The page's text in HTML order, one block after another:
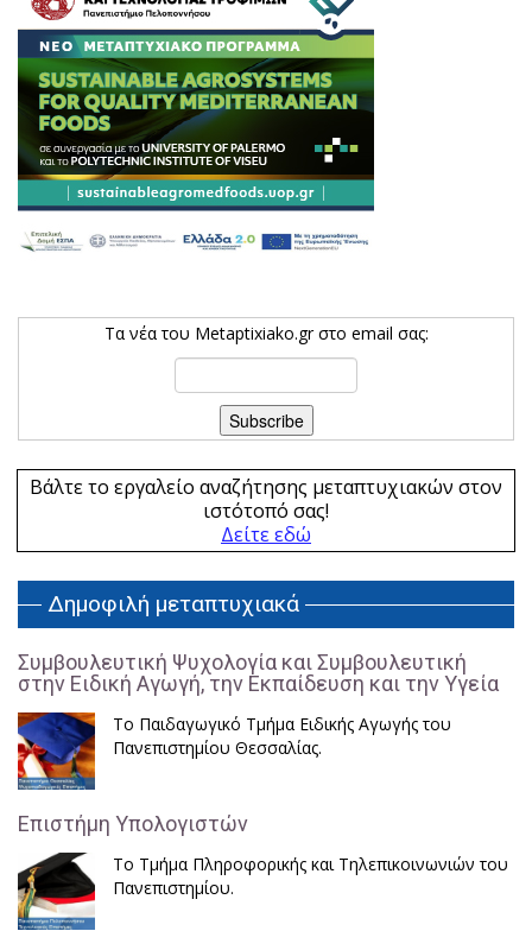
Τα νέα του Metaptixiako.gr στο email σας:
Βάλτε το εργαλείο αναζήτησης μεταπτυχιακών στον
ιστότοπό σας!
Δείτε εδώ
Δημοφιλή μεταπτυχιακά
Συμβουλευτική Ψυχολογία και Συμβουλευτική
στην Ειδική Αγωγή, την Εκπαίδευση και την Υγεία
Το Παιδαγωγικό Τμήμα Ειδικής Αγωγής του
Πανεπιστημίου Θεσσαλίας.
Επιστήμη Υπολογιστών
Το Τμήμα Πληροφορικής και Τηλεπικοινωνιών του
Πανεπιστημίου.